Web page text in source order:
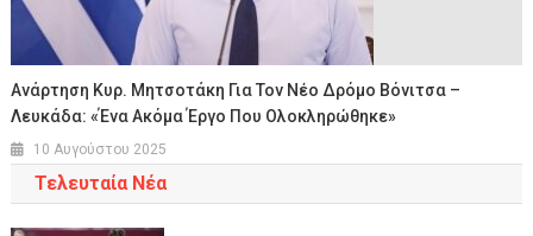
Ανάρτηση Κυρ. Μητσοτάκη Για Τον Νέο Δρόμο Βόνιτσα –
Λευκάδα: «Ένα Ακόμα Έργο Που Ολοκληρώθηκε»
10 Αυγούστου 2025
Τελευταία Νέα